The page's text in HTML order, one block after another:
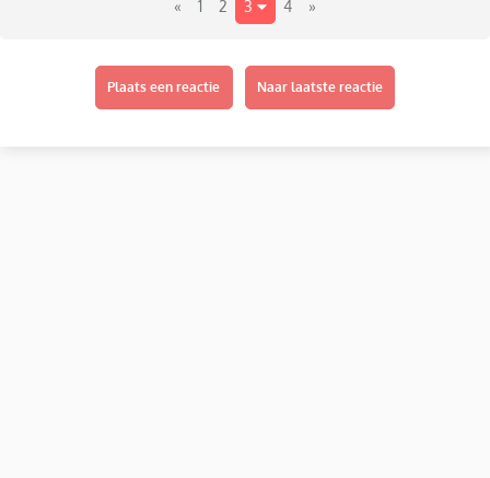
buikpijn de rit doorkomt.
ze naar de wc is geweest.
Heeft iemand hier ervaring mee en tips wat we voor haar
kunnen doen?
« 1 2 3 4 »
Plaats een reactie Naar laatste reactie